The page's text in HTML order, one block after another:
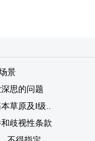
景
思的问题
草原及Ⅰ级..
歧视性条款